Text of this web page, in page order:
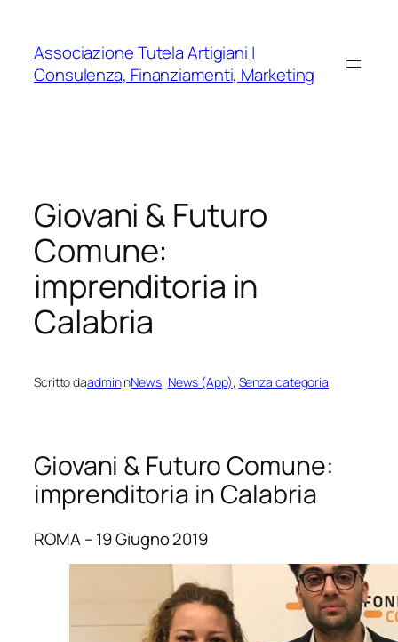
contenuto
Associazione Tutela Artigiani |
Consulenza, Finanziamenti, Marketing
Giovani & Futuro
Comune:
imprenditoria in
Calabria
Scritto daadmininNews, News (App), Senza categoria
Giovani & Futuro Comune:
imprenditoria in Calabria
ROMA – 19 Giugno 2019